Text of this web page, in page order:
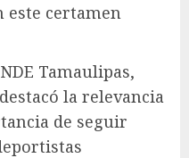
este certamen
Tamaulipas,
la relevancia
de seguir